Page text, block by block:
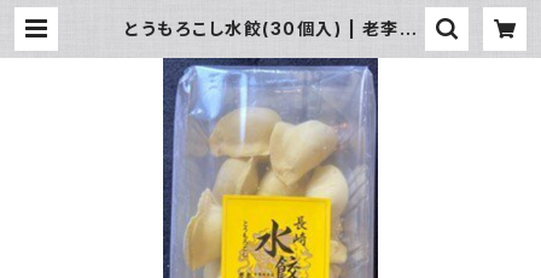
とうもろこし水餃(30個入) | 老李オ